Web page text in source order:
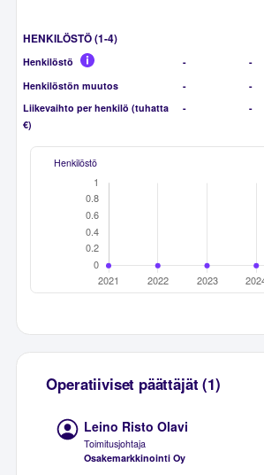
HENKILÖSTÖ (1-4)
Henkilöstö - -
Henkilöstön muutos
- -
Liikevaihto per henkilö (tuhatta
€)
- -
Henkilöstö
Operatiiviset päättäjät (1)
Leino Risto Olavi
Toimitusjohtaja
Osakemarkkinointi Oy